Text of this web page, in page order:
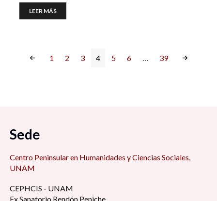
LEER MÁS
1 2 3 4 5 6 … 39
Sede
Centro Peninsular en Humanidades y Ciencias Sociales,
UNAM
CEPHCIS - UNAM
Ex Sanatorio Rendón Peniche